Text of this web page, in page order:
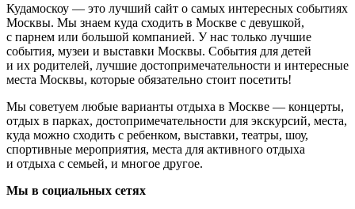
Кудамоскоу — это лучший сайт о самых интересных событиях
Москвы. Мы знаем куда сходить в Москве с девушкой,
с парнем или большой компанией. У нас только лучшие
события, музеи и выставки Москвы. События для детей
и их родителей, лучшие достопримечательности и интересные
места Москвы, которые обязательно стоит посетить!
Мы советуем любые варианты отдыха в Москве — концерты,
отдых в парках, достопримечательности для экскурсий, места,
куда можно сходить с ребенком, выставки, театры, шоу,
спортивные мероприятия, места для активного отдыха
и отдыха с семьей, и многое другое.
Мы в социальных сетях